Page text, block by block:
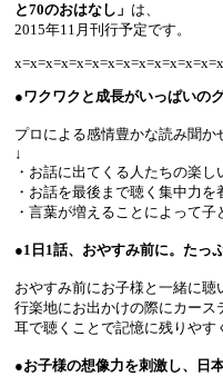
と70のおはなし」 は、
2015年11月刊行予定です。
●ワクワクと成長がいっぱいの
プロによる感情豊かな読み聞か
↓
・お話に出てくる人たちの楽
・お話を最後まで聴く集中力を
・言葉が増えることによって
●1日1話、おやすみ前に。たっ
おやすみ前にお子様と一緒に聴
行楽地にお出かけの際にカース
耳で聴くことで記憶に残りやす
●お子様の想像力を刺激し、日